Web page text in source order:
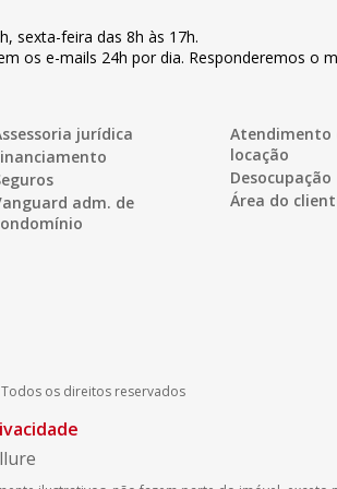
, sexta-feira das 8h às 17h.
os e-mails 24h por dia. Responderemos o
jurídica
adm. de
Atendimento
locação
Desocupação
Área do
Todos os direitos reservados